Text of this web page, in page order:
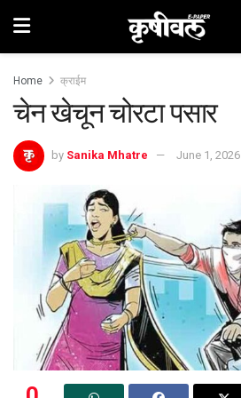
Home क्राईम
चेन खेचून चोरटा पसार
by Sanika Mhatre June 1, 2026